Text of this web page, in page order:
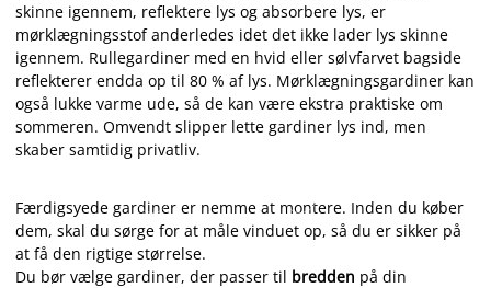
skinne igennem, reflektere lys og absorbere lys, er
mørklægningsstof anderledes idet det ikke lader lys skinne
igennem. Rullegardiner med en hvid eller sølvfarvet bagside
reflekterer endda op til 80 % af lys. Mørklægningsgardiner kan
også lukke varme ude, så de kan være ekstra praktiske om
sommeren. Omvendt slipper lette gardiner lys ind, men
skaber samtidig privatliv.
Færdigsyede gardiner er nemme at montere. Inden du køber
dem, skal du sørge for at måle vinduet op, så du er sikker på
at få den rigtige størrelse.
Du bør vælge gardiner, der passer til bredden på din